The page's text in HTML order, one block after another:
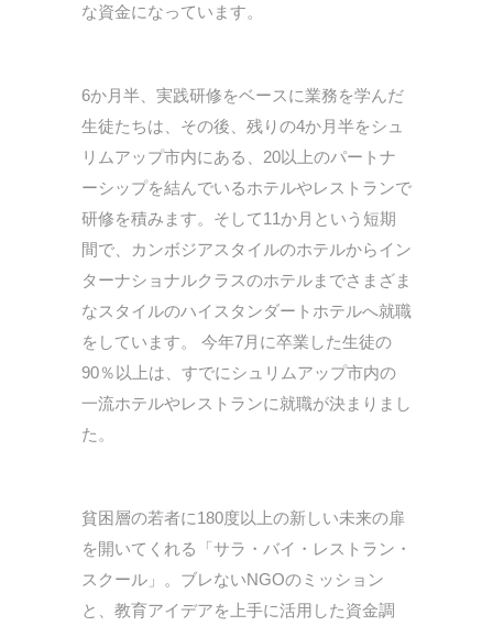
な資金になっています。
6か月半、実践研修をベースに業務を学んだ
生徒たちは、その後、残りの4か月半をシュ
リムアップ市内にある、20以上のパートナ
ーシップを結んでいるホテルやレストランで
研修を積みます。そして11か月という短期
間で、カンボジアスタイルのホテルからイン
ターナショナルクラスのホテルまでさまざま
なスタイルのハイスタンダートホテルへ就職
をしています。 今年7月に卒業した生徒の
90％以上は、すでにシュリムアップ市内の
一流ホテルやレストランに就職が決まりまし
た。
貧困層の若者に180度以上の新しい未来の扉
を開いてくれる「サラ・バイ・レストラン・
スクール」。ブレないNGOのミッション
と、教育アイデアを上手に活用した資金調